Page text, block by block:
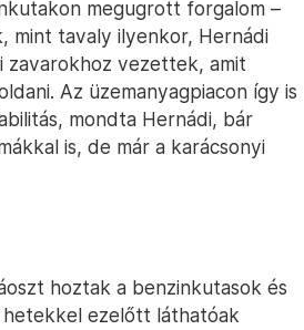
megugrott forgalom –
mint tavaly ilyenkor, Hernádi
zavarokhoz vezettek, amit
Az üzemanyagpiacon így is
mondta Hernádi, bár
is, de már a karácsonyi
hoztak a benzinkutasok és
hetekkel ezelőtt láthatóak